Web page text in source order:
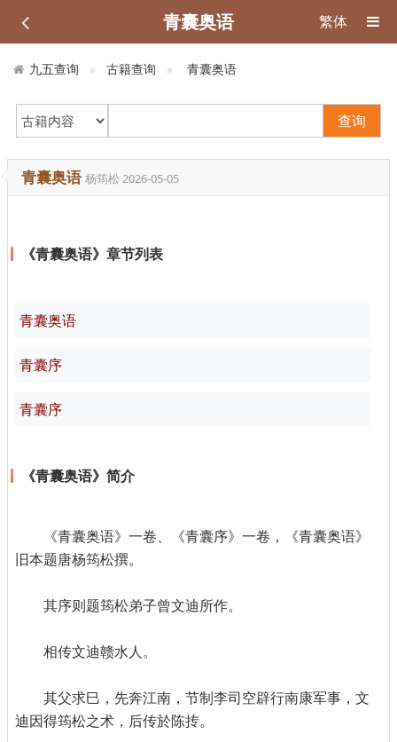
青囊奥语 繁体
九五查询 古籍查询 青囊奥语
查询
青囊奥语杨筠松2026-05-05
《青囊奥语》章节列表
青囊奥语
青囊序
青囊序
《青囊奥语》简介
《青囊奥语》一卷、《青囊序》一卷，《青囊奥语》
旧本题唐杨筠松撰。
其序则题筠松弟子曾文迪所作。
相传文迪赣水人。
其父求巳，先奔江南，节制李司空辟行南康军事，文
迪因得筠松之术，后传於陈抟。